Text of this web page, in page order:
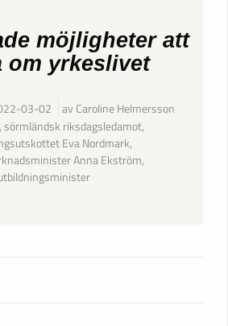
möjligheter att
om yrkeslivet
03-02
av Caroline Helmersson
sörmländsk riksdagsledamot,
Eva Nordmark,
Anna Ekström,